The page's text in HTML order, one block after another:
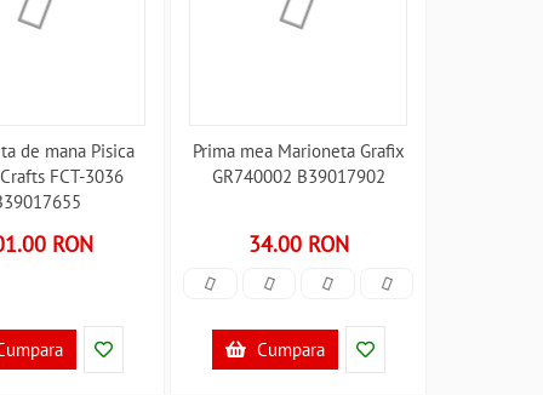
de mana Pisica
FCT-3036
RON
Prima mea Marioneta Grafix
GR740002 B39017902
34.00 RON
Cumpara